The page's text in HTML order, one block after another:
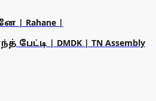
| Rahane |
| DMDK | TN Assembly